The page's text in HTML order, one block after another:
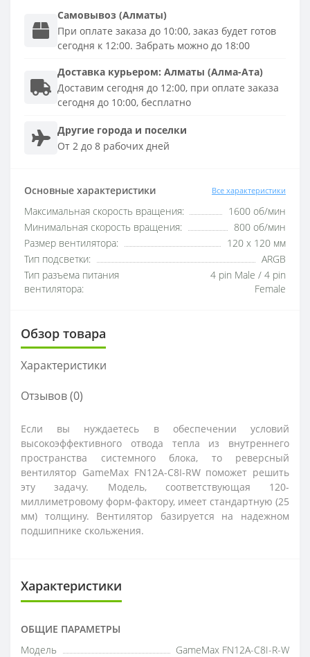
Самовывоз (Алматы)
При оплате заказа до 10:00, заказ будет готов
сегодня к 12:00. Забрать можно до 18:00
Доставка курьером: Алматы (Алма-Ата)
Доставим сегодня до 12:00, при оплате заказа
сегодня до 10:00, бесплатно
Другие города и поселки
От 2 до 8 рабочих дней
Основные характеристики Все характеристики
Максимальная скорость вращения:
1600 об/мин
Минимальная скорость вращения:
800 об/мин
Размер вентилятора:
120 x 120 мм
Тип подсветки:
ARGB
Тип разъема питания
вентилятора:
4 pin Male / 4 pin
Female
Обзор товара
Характеристики
Отзывов (0)
Если вы нуждаетесь в обеспечении условий
высокоэффективного отвода тепла из внутреннего
пространства системного блока, то реверсный
вентилятор GameMax FN12A-C8I-RW поможет решить
эту задачу. Модель, соответствующая 120-
миллиметровому форм-фактору, имеет стандартную (25
мм) толщину. Вентилятор базируется на надежном
подшипнике скольжения.
Характеристики
ОБЩИЕ ПАРАМЕТРЫ
Модель
GameMax FN12A-C8I-R-W